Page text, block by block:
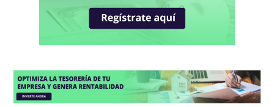
Blum USA 500